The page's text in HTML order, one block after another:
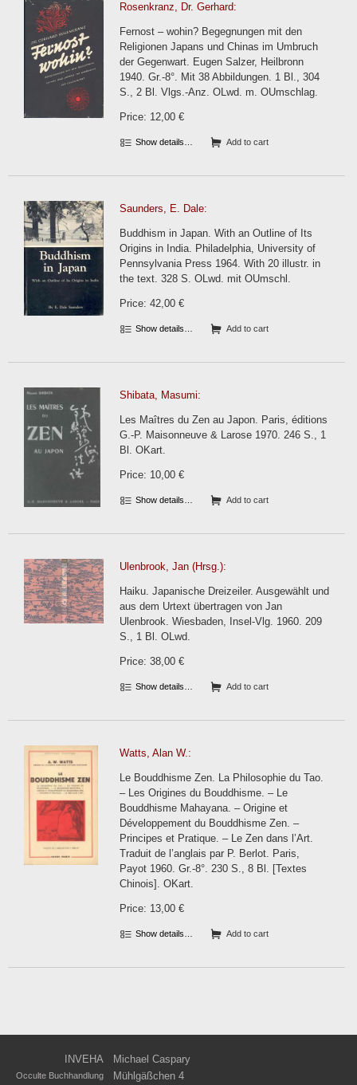
Rosenkranz, Dr. Gerhard:
Fernost – wohin? Begegnungen mit den
Religionen Japans und Chinas im Umbruch
der Gegenwart. Eugen Salzer, Heilbronn
1940. Gr.-8°. Mit 38 Abbildungen. 1 Bl., 304
S., 2 Bl. Vlgs.-Anz. OLwd. m. OUmschlag.
Price: 12,00 €
Show details… Add to cart
Saunders, E. Dale:
Buddhism in Japan. With an Outline of Its
Origins in India. Philadelphia, University of
Pennsylvania Press 1964. With 20 illustr. in
the text. 328 S. OLwd. mit OUmschl.
Price: 42,00 €
Show details… Add to cart
Shibata, Masumi:
Les Maîtres du Zen au Japon. Paris, éditions
G.-P. Maisonneuve & Larose 1970. 246 S., 1
Bl. OKart.
Price: 10,00 €
Show details… Add to cart
Ulenbrook, Jan (Hrsg.):
Haiku. Japanische Dreizeiler. Ausgewählt und
aus dem Urtext übertragen von Jan
Ulenbrook. Wiesbaden, Insel-Vlg. 1960. 209
S., 1 Bl. OLwd.
Price: 38,00 €
Show details… Add to cart
Watts, Alan W.:
Le Bouddhisme Zen. La Philosophie du Tao.
– Les Origines du Bouddhisme. – Le
Bouddhisme Mahayana. – Origine et
Développement du Bouddhisme Zen. –
Principes et Pratique. – Le Zen dans l’Art.
Traduit de l’anglais par P. Berlot. Paris,
Payot 1960. Gr.-8°. 230 S., 8 Bl. [Textes
Chinois]. OKart.
Price: 13,00 €
Show details… Add to cart
INVEHA Michael Caspary
Occulte Buchhandlung Mühlgäßchen 4